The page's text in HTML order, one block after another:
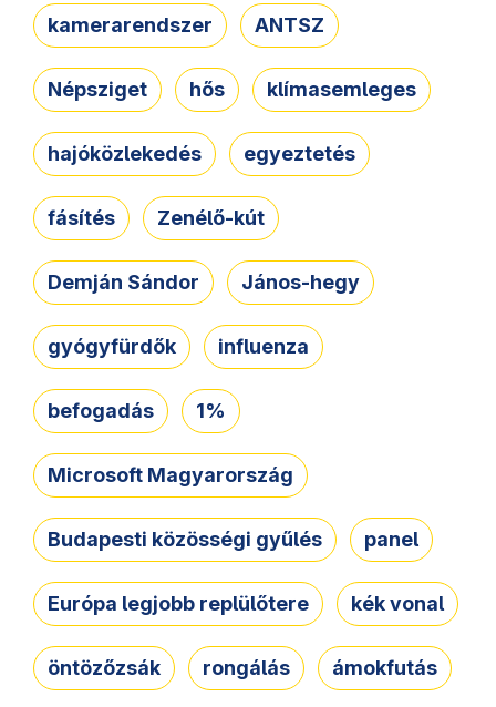
kamerarendszer ANTSZ
Népsziget hős klímasemleges
hajóközlekedés egyeztetés
fásítés Zenélő-kút
Demján Sándor János-hegy
gyógyfürdők influenza
befogadás 1%
Microsoft Magyarország
Budapesti közösségi gyűlés panel
Európa legjobb replülőtere kék vonal
öntözőzsák rongálás ámokfutás